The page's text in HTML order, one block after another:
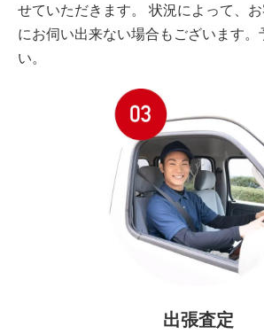
せていただきます。 状況によって、
にお伺い出来ない場合もございます。
い。
出張査定